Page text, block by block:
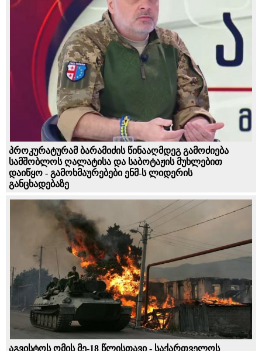
პროკურატურამ ბარამიძის წინააღმდეგ გამოძიება
სამშობლოს ღალატისა და საბოტაჟის მუხლებით
დაიწყო - გამოხმაურებები ენმ-ს ლიდერის
განცხადებაზე
აგვისტოს ომის მე-18 წლისთავი - საქართველოს